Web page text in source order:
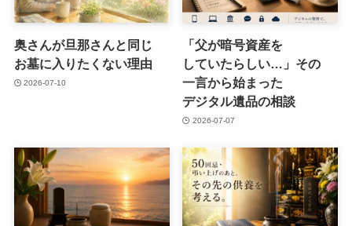
奥さんが​旦那さんと​同じ​
お墓に​入りたくない​理由
2026-07-10
「父が​暗号資産を​
していたらしい…」​その​
一言から​始まった​
デジタル遺品の​相談
2026-07-07